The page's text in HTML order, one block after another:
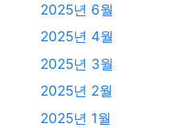
2025년 6월
2025년 4월
2025년 3월
2025년 2월
2025년 1월